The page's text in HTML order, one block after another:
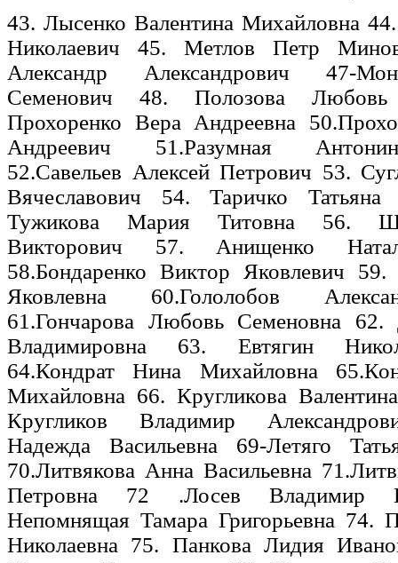
43. Лысенко Валентина Михайловна
Николаевич 45. Метлов Петр
Александр Александрович 47-
Семенович 48. Полозова
Прохоренко Вера Андреевна
Андреевич 51.Разумная
52.Савельев Алексей Петрович 53.
Вячеславович 54. Таричко Татьяна
Тужикова Мария Титовна 56.
Викторович 57. Анищенко
58.Бондаренко Виктор Яковлевич
Яковлевна 60.Гололобов
61.Гончарова Любовь Семеновна 62.
Владимировна 63. Евтягин
64.Кондрат Нина Михайловна
Михайловна 66. Кругликова
Кругликов Владимир
Надежда Васильевна 69-Летяго
70.Литвякова Анна Васильевна
Петровна 72 .Лосев Владимир
Непомнящая Тамара Григорьевна 74.
Николаевна 75. Панкова Лидия